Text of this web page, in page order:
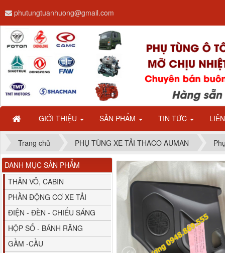
GIỚI THIỆU SẢN PHẨM TIN TỨC
phutungtuanhuong@gmail.com
Trang chủ PHỤ TÙNG XE TẢI THACO AUMAN
DANH MỤC SẢN PHẨM
THÂN VỎ, CABIN
PHẦN ĐỘNG CƠ XE TẢI
ĐIỆN - ĐÈN - CHIẾU SÁNG
HỘP SỐ - BÁNH RĂNG
GẦM -CẦU
Dây ga CAMC H08 dài
2.68m
Bình nước phụ
Chenglong hải âu...